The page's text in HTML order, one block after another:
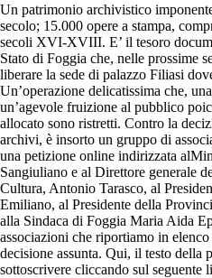
Un patrimonio archivistico
secolo; 15.000 opere a stampa,
secoli XVI-XVIII. E’ il tesoro
Stato di Foggia che, nelle prossime
liberare la sede di palazzo Filiasi
Un’operazione delicatissima che,
un’agevole fruizione al pubblico
allocato sono ristretti. Contro la
archivi, è insorto un gruppo di
una petizione online indirizzata
Sangiuliano e al Direttore generale
Cultura, Antonio Tarasco, al
Emiliano, al Presidente della
alla Sindaca di Foggia Maria Aida
associazioni che riportiamo in
decisione assunta. Qui, il testo della
sottoscrivere cliccando sul seguente